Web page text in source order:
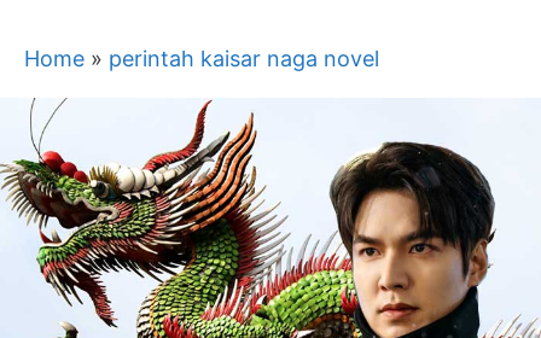
Home » perintah kaisar naga novel